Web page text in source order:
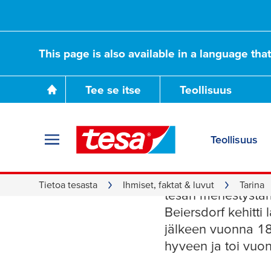
This page is also available in a language
Tee se itse Teollisuus
Teollisuus
Tietoa tesasta Ihmiset, faktat & luvut Tarina
tesan
Beiersdorf kehitti
jälkeen vuonna
hyveen ja toi